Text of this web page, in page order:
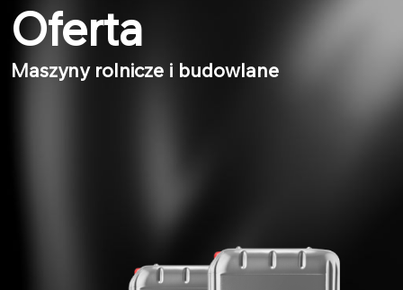
Oferta
Maszyny rolnicze i budowlane